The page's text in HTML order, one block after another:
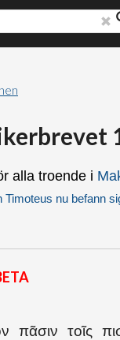
alla troende i
nu befann
πᾶσιν τοῖς